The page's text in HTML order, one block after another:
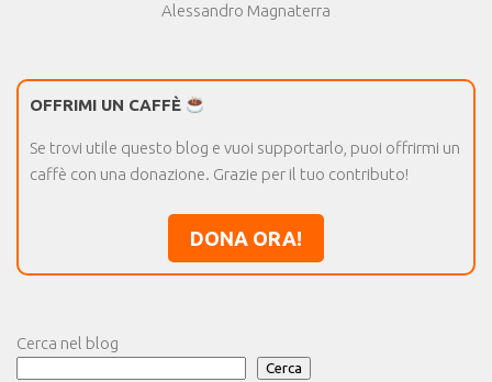
Alessandro Magnaterra
OFFRIMI UN CAFFÈ
Se trovi utile questo blog e vuoi supportarlo, puoi offrirmi un
caffè con una donazione. Grazie per il tuo contributo!
DONA ORA!
Cerca nel blog
Cerca